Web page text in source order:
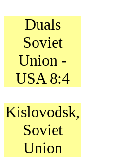
Duals
Soviet
Union -
USA 8:4
Kislovodsk,
Soviet
Union